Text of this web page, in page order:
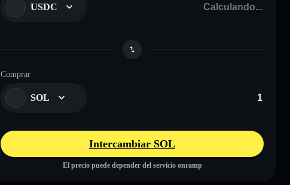
USDC
Comprar
SOL
Intercambiar SOL
El precio puede depender del servicio onramp